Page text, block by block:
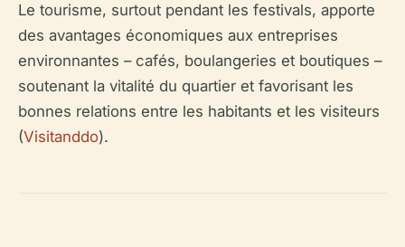
Le tourisme, surtout pendant les festivals, apporte
des avantages économiques aux entreprises
environnantes – cafés, boulangeries et boutiques –
soutenant la vitalité du quartier et favorisant les
bonnes relations entre les habitants et les visiteurs
(Visitanddo).